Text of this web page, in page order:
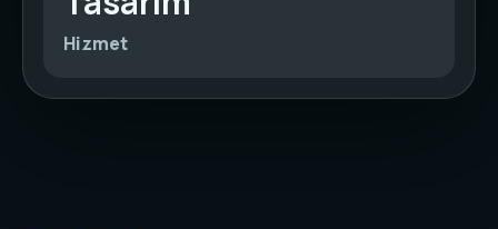
Hizmet